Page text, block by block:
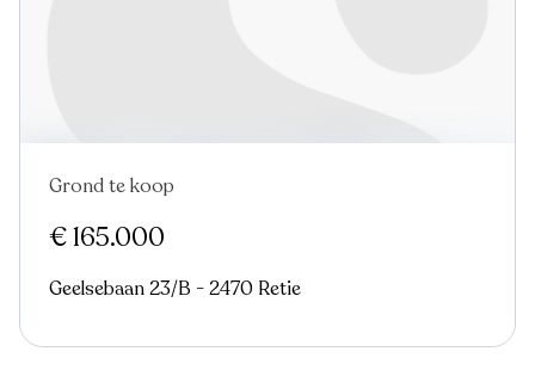
Grond te koop
€ 165.000
Geelsebaan 23/B - 2470 Retie